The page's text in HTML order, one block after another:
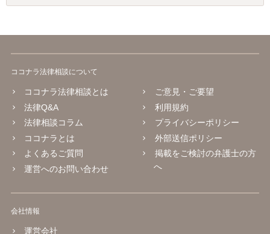
ココナラ法律相談について
ココナラ法律相談とは
法律Q&A
法律相談コラム
ココナラとは
よくあるご質問
運営へのお問い合わせ
ご意見・ご要望
利用規約
プライバシーポリシー
外部送信ポリシー
掲載をご検討の弁護士の方
へ
会社情報
運営会社